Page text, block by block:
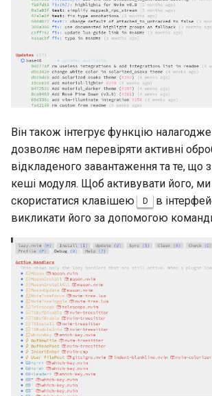
Він також інтегрує функцію
дозволяє нам перевіряти активні
відкладеного завантаження та те, що
кеші модуля. Щоб активувати його,
скористатися клавішею
D
в
викликати його за допомогою